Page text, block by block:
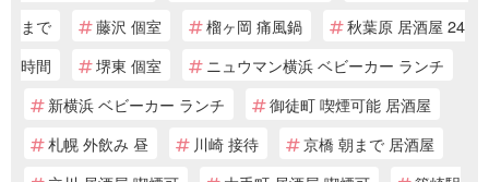
まで
藤沢 個室 榴ヶ岡 痛風鍋
秋葉原 居酒屋 24
時間
堺東 個室
ニュウマン横浜 ベビーカー ランチ
新横浜 ベビーカー ランチ
御徒町 喫煙可能 居酒屋
札幌 外飲み 昼
川崎 接待
京橋 朝まで 居酒屋